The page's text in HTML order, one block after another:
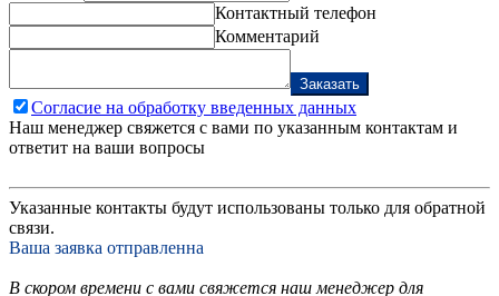
Контактный телефон
Комментарий
Заказать
Согласие на обработку введенных данных
Наш менеджер свяжется с вами по указанным контактам и
ответит на ваши вопросы
Указанные контакты будут использованы только для обратной
связи.
Ваша заявка отправленна
В скором времени с вами свяжется наш менеджер для